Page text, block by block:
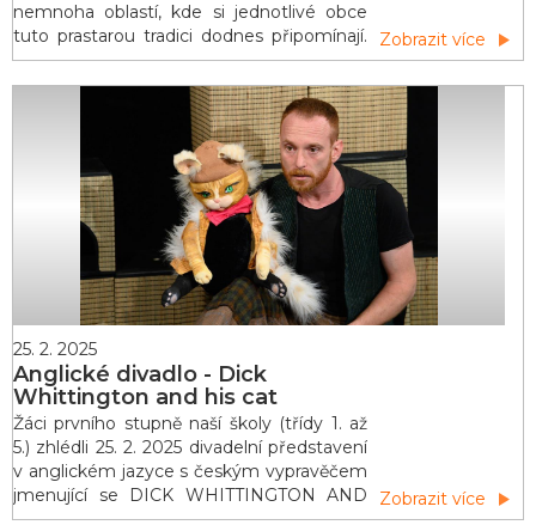
nemnoha oblastí, kde si jednotlivé obce
tuto prastarou tradici dodnes připomínají.
Osobitá atmosféra, důraz na tradiční
vzhled jednotlivých masek, nespoutané
veselí - to vše dělá masopustní obchůzky
něčím nevšedním. Masopustní obchůzky
na Hlinecku jsou zapsány na seznamu
nehmotného kulturního dědictví UNESCO.
A Hlinsko je na tuto skutečnost
Zobrazit více
25. 2. 2025
Anglické divadlo - Dick
Whittington and his cat
Žáci prvního stupně naší školy (třídy 1. až
5.) zhlédli 25. 2. 2025 divadelní představení
v anglickém jazyce s českým vypravěčem
jmenující se DICK WHITTINGTON AND
HIS CAT. Jednalo se o tradiční britský
Zobrazit více